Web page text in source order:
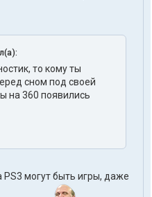
то кому ты
сном под своей
на 360 появились
PS3 могут быть игры, даже